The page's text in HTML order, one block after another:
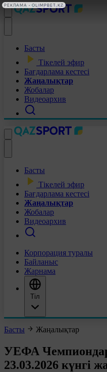
Басты
Тікелей эфир
Бағдарлама кестесі
Жаңалықтар
Жобалар
Видеоархив
Басты
Тікелей эфир
Бағдарлама кестесі
Жаңалықтар
Жобалар
Видеоархив
Корпорация туралы
Байланыс
Жарнама
Тіл
Басты Жаңалықтар
УЕФА
23.03.2026 күнгі
РЕКЛАМА • OLIMPBET.KZ